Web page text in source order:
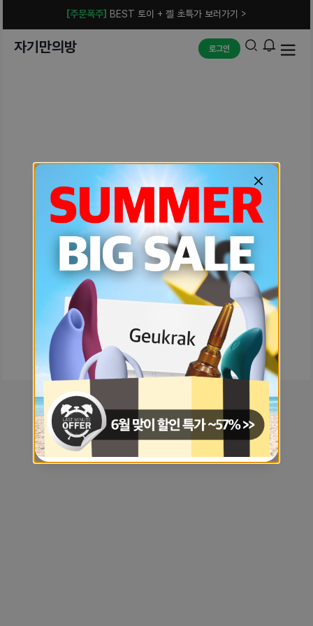
[주문폭주] BEST 토이 + 젤 초특가 보러가기 >
자기만의방 로그인
예상치 못한 에러입니다.